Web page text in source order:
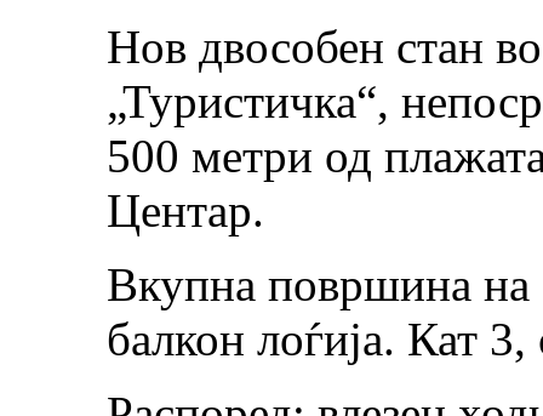
Нов двособен стан
„Туристичка“,
500 метри од
Центар.
Вкупна површина на
балкон лоѓија. Кат